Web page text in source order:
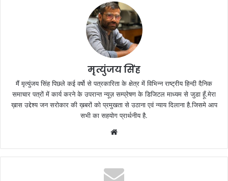
मृत्युंजय सिंह
मैं मृत्युंजय सिंह पिछले कई वर्षो से पत्रकारिता के क्षेत्र में विभिन्न राष्ट्रीय हिन्दी दैनिक
समाचार पत्रों में कार्य करने के उपरान्त न्यूज़ सम्प्रेषण के डिजिटल माध्यम से जुडा हूँ.मेरा
ख़ास उद्देश्य जन सरोकार की ख़बरों को प्रमुखता से उठाना एवं न्याय दिलाना है.जिसमे आप
सभी का सहयोग प्रार्थनीय है.